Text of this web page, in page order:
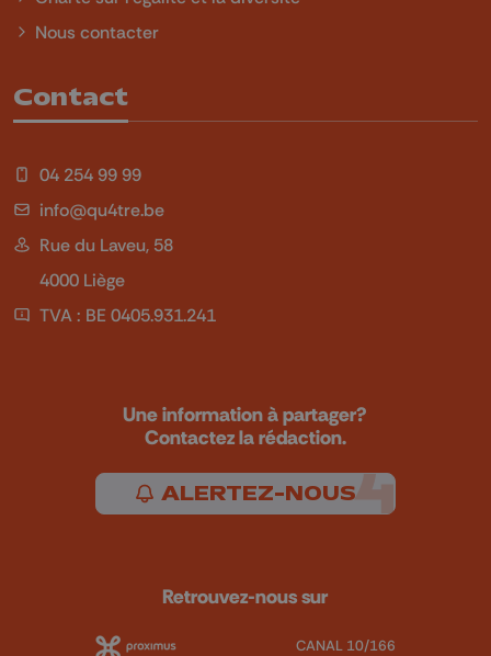
Nous contacter
Contact
04 254 99 99
info@qu4tre.be
Rue du Laveu, 58
4000 Liège
TVA : BE 0405.931.241
Une information à partager?
Contactez la rédaction.
ALERTEZ-NOUS
Retrouvez-nous sur
CANAL 10/166